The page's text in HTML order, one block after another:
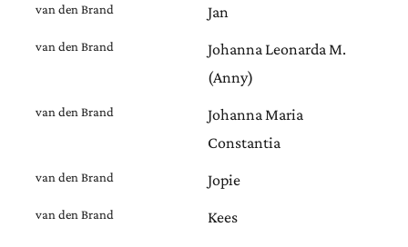
van den Brand Jan
van den Brand
Johanna Leonarda M.
(Anny)
van den Brand
Johanna Maria
Constantia
van den Brand Jopie
van den Brand Kees